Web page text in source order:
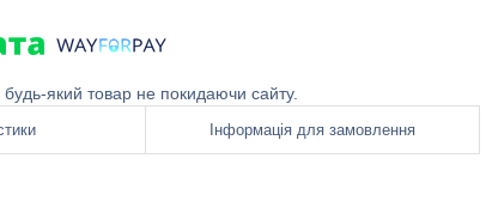
який товар не покидаючи сайту.
Інформація для замовлення